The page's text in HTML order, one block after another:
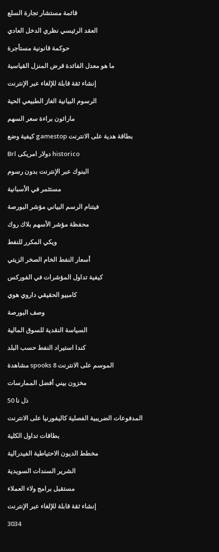
قائمة مستشار تجارة السلع
العقد الرئيسي نظري الدخل العادي
حوكمة قانونية مستأجرة
ما هو معدل الفائدة قرض المنزل القياسية
إنشاء ثقة قابلة للإلغاء عبر الإنترنت
الرسوم البيانية الغاز الطبيعي الحية
ماراثون براءة سعر السهم
كيفية وضع gamestop بطاقة هدية على الانترنت
Brl دولار امريكى historico
البنوك عبر الإنترنت بدون رسوم
مستثمر في الأسبانية
فيتنام الرسم البياني مؤشر البورصة
محفظة مؤشر الأسهم بلاك روك
ويكي المكرر للنفط
أسعار النفط الخام الصخر الزيتي
كيفية تداول المؤشرات في الفوركس
كامبيو الحقيقي داروي هوي
وصف البورصة
السياسة النقدية للسوق المالية
كندا استيراد النفط حسب البلد
مشاهدة spooks الموسم على الانترنت 8
مخزون بيني أفضل الممارسات
50 ذل نا
المدفوعات الضريبية الفصلية كاليفورنيا على الانترنت
بطاقات تداول الكلية
مخطط الديون الاحتياطية الفيدرالية
الشرير السندات السويدية
مستقبل برامج ولاء العملاء
إنشاء ثقة قابلة للإلغاء عبر الإنترنت
3034